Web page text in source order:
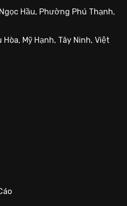
Hầu, Phường Phú Thạnh,
Hòa, Mỹ Hạnh, Tây Ninh, Việt